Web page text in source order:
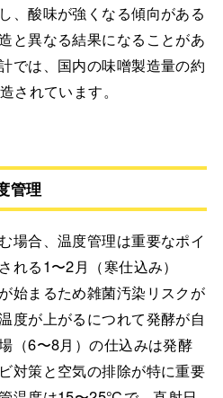
、酸味が強くなる傾向がある
と異なる結果になることがあ
では、国内の味噌製造量の約
されています。
管理
場合、温度管理は重要なポイ
れる1〜2月（寒仕込み）
始まるため雑菌汚染リスクが
度が上がるにつれて発酵が自
（6〜8月）の仕込みは発酵
対策と空気の排除が特に重要